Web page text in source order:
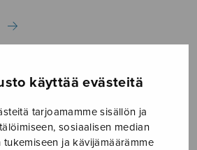
käyttää evästeitä
tarjoamamme sisällön ja
sosiaalisen median
tukemiseen ja kävijämäärämme
S/A